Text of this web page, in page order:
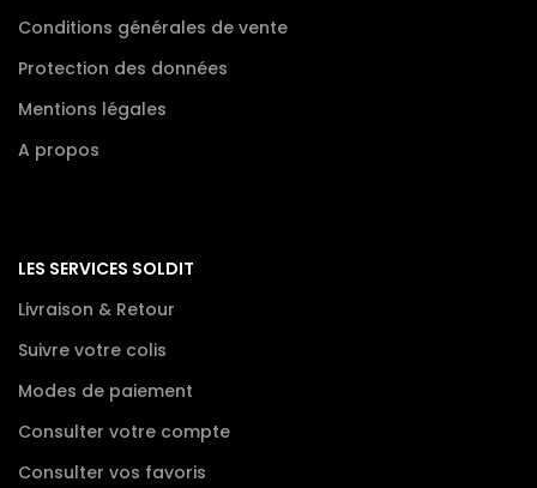
Conditions générales de vente
Protection des données
Mentions légales
A propos
LES SERVICES SOLDIT
Livraison & Retour
Suivre votre colis
Modes de paiement
Consulter votre compte
Consulter vos favoris